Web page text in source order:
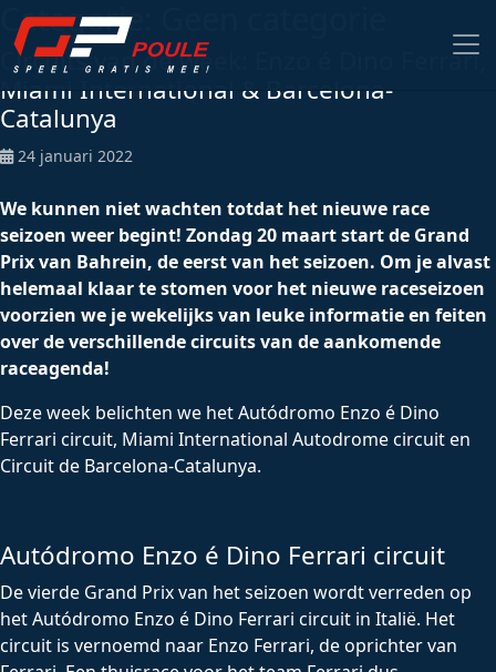
Categorie:
Circuits van de week: Enzo é Dino Ferrari,
Miami International & Barcelona-
Catalunya
24 januari 2022
We kunnen niet wachten totdat het nieuwe race
seizoen weer begint! Zondag 20 maart start de Grand
Prix van Bahrein, de eerst van het seizoen. Om je alvast
helemaal klaar te stomen voor het nieuwe raceseizoen
voorzien we je wekelijks van leuke informatie en feiten
over de verschillende circuits van de aankomende
raceagenda!
Deze week belichten we het Autódromo Enzo é Dino
Ferrari circuit, Miami International Autodrome circuit en
Circuit de Barcelona-Catalunya.
Autódromo Enzo é Dino Ferrari circuit
De vierde Grand Prix van het seizoen wordt verreden op
het Autódromo Enzo é Dino Ferrari circuit in Italië. Het
circuit is vernoemd naar Enzo Ferrari, de oprichter van